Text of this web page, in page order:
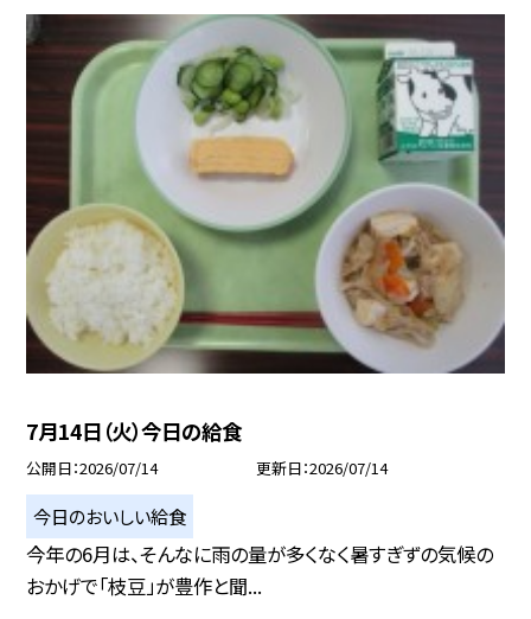
7月14日（火）今日の給食
公開日 2026/07/14 更新日 2026/07/14
今日のおいしい給食
今年の6月は、そんなに雨の量が多くなく暑すぎずの気候の
おかげで「枝豆」が豊作と聞...